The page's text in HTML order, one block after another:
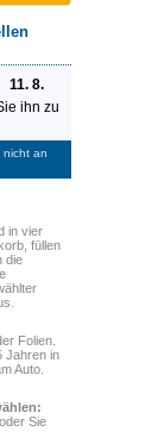
11. 8.
ihn zu
nicht an
in vier
füllen
die
Folien.
Jahren in
Auto.
Sie